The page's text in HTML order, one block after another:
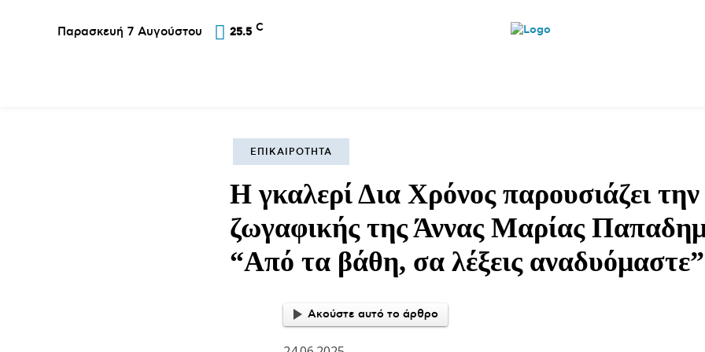
Παρασκευή 7 Αυγούστου 25.5 C
ΕΠΙΚΑΙΡΌΤΗΤΑ
Η γκαλερί Δια Χρόνος παρουσιάζει
ζωγαφικής της Άννας Μαρίας
“Από τα βάθη, σα λέξεις αναδυόμαστε”
Ακούστε αυτό το άρθρο